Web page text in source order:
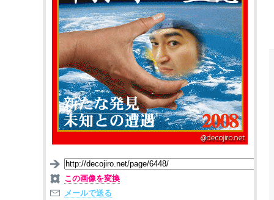
この画像を変換
メールで送る